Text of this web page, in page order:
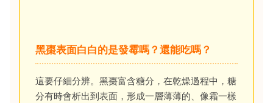
黑棗表面白白的是發霉嗎？還能吃嗎？
這要仔細分辨。黑棗富含糖分，在乾燥過程中，糖
分有時會析出到表面，形成一層薄薄的、像霜一樣